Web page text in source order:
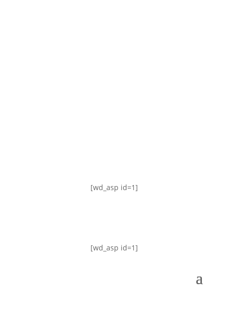
[wd_asp id=1]
[wd_asp id=1]